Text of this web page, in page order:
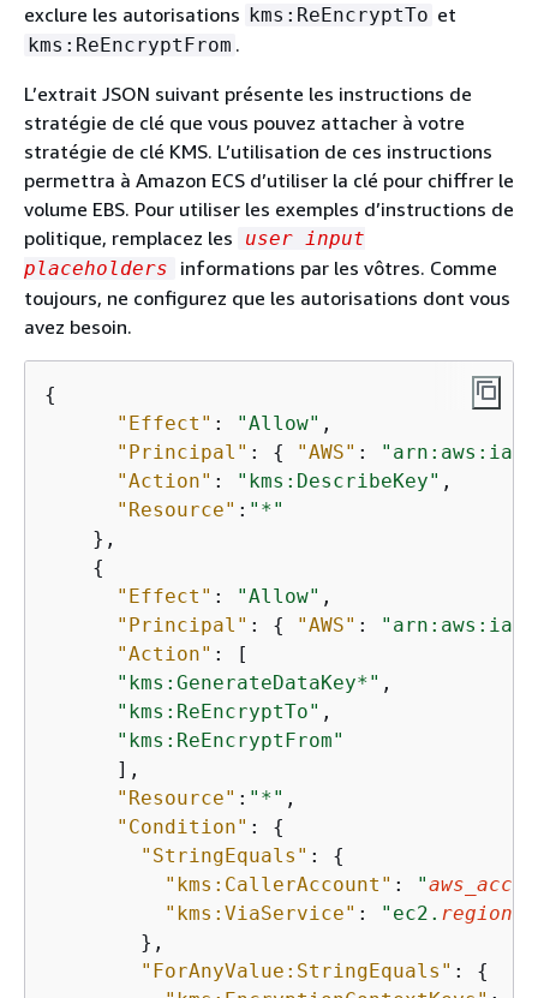
exclure les autorisations kms:ReEncryptTo et
kms:ReEncryptFrom .
L’extrait JSON suivant présente les instructions de
stratégie de clé que vous pouvez attacher à votre
stratégie de clé KMS. L’utilisation de ces instructions
permettra à Amazon ECS d’utiliser la clé pour chiffrer le
volume EBS. Pour utiliser les exemples d’instructions de
politique, remplacez les
user input
placeholders
informations par les vôtres. Comme
toujours, ne configurez que les autorisations dont vous
avez besoin.
{
"Effect" : "Allow" ,
"Principal" : { "AWS" :
"Action" : "kms:DescribeKey" ,
"Resource" : "*"
    },
{
"Effect" : "Allow" ,
"Principal" : { "AWS" :
"Action" : [
"kms:GenerateDataKey*" ,
"kms:ReEncryptTo" ,
"kms:ReEncryptFrom"
      ],
"Resource" : "*" ,
"Condition" : {
"StringEquals" : {
"kms:CallerAccount" : "
"kms:ViaService" : "ec2. region
        },
"ForAnyValue:StringEquals" : {